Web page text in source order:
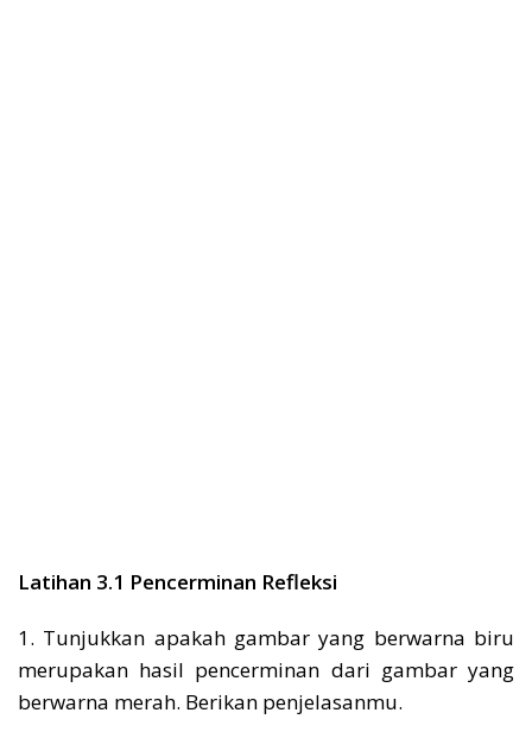
Latihan 3.1 Pencerminan Refleksi
1. Tunjukkan apakah gambar yang berwarna biru
merupakan hasil pencerminan dari gambar yang
berwarna merah. Berikan penjelasanmu.